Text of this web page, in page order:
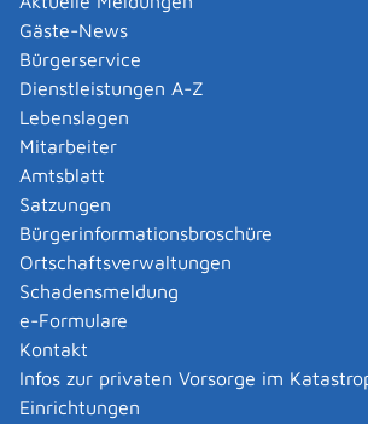
Gäste-News
Bürgerservice
Dienstleistungen A-Z
Lebenslagen
Mitarbeiter
Amtsblatt
Satzungen
Bürgerinformationsbroschüre
Ortschaftsverwaltungen
Schadensmeldung
e-Formulare
Kontakt
Infos zur privaten Vorsorge im
Einrichtungen
Gastronomie
Keine Daten vorhanden
Zurück zur Suche
Zurück zur Suche
||